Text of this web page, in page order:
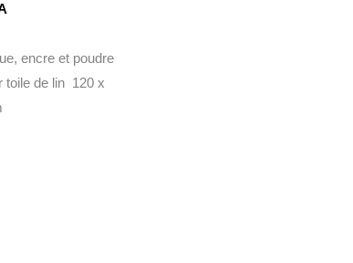
encre et poudre
toile de lin 120 x